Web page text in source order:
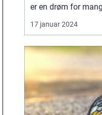
er en drøm for
eventyrlystne
der søger at opleve
smukke strande og
spændende historie.
Beliggende i
Sydøstasien er
berømt for sin
17 januar 2024